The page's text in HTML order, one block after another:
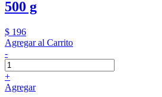
500 g
$ 196
Agregar al Carrito
-
+
Agregar